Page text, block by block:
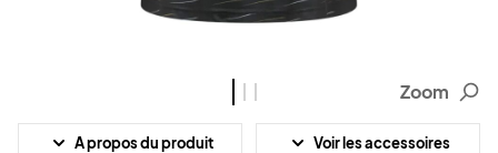
Zoom
A propos du produit Voir les accessoires